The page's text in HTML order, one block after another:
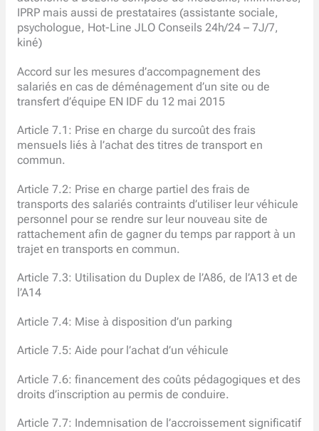
IPRP mais aussi de prestataires (assistante sociale,
psychologue, Hot-Line JLO Conseils 24h/24 – 7J/7,
kiné)
Accord sur les mesures d’accompagnement des
salariés en cas de déménagement d’un site ou de
transfert d’équipe EN IDF du 12 mai 2015
Article 7.1: Prise en charge du surcoût des frais
mensuels liés à l’achat des titres de transport en
commun.
Article 7.2: Prise en charge partiel des frais de
transports des salariés contraints d’utiliser leur véhicule
personnel pour se rendre sur leur nouveau site de
rattachement afin de gagner du temps par rapport à un
trajet en transports en commun.
Article 7.3: Utilisation du Duplex de l’A86, de l’A13 et de
l’A14
Article 7.4: Mise à disposition d’un parking
Article 7.5: Aide pour l’achat d’un véhicule
Article 7.6: financement des coûts pédagogiques et des
droits d’inscription au permis de conduire.
Article 7.7: Indemnisation de l’accroissement significatif